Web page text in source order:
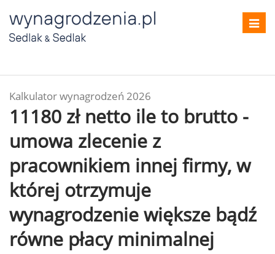
Kalkulator wynagrodzeń 2026
11180 zł netto ile to brutto -
umowa zlecenie z
pracownikiem innej firmy, w
której otrzymuje
wynagrodzenie większe bądź
równe płacy minimalnej